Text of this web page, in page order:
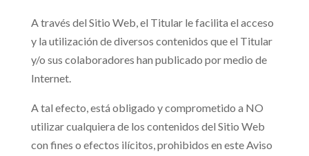
A través del Sitio Web, el Titular le facilita el acceso
y la utilización de diversos contenidos que el Titular
y/o sus colaboradores han publicado por medio de
Internet.
A tal efecto, está obligado y comprometido a NO
utilizar cualquiera de los contenidos del Sitio Web
con fines o efectos ilícitos, prohibidos en este Aviso